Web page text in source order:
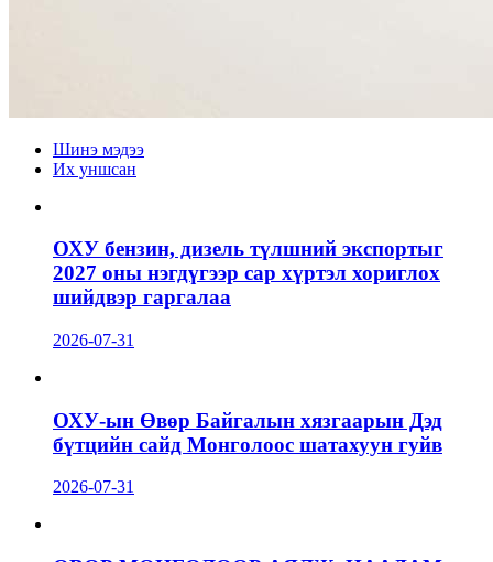
Шинэ мэдээ
Их уншсан
ОХУ бензин, дизель түлшний экспортыг
2027 оны нэгдүгээр сар хүртэл хориглох
шийдвэр гаргалаа
2026-07-31
ОХУ-ын Өвөр Байгалын хязгаарын Дэд
бүтцийн сайд Монголоос шатахуун гуйв
2026-07-31